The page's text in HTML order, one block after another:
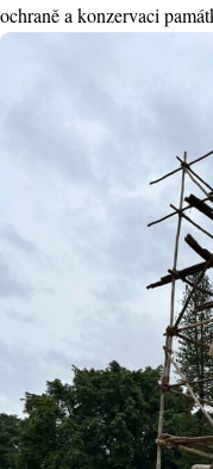
ochraně a konzervaci